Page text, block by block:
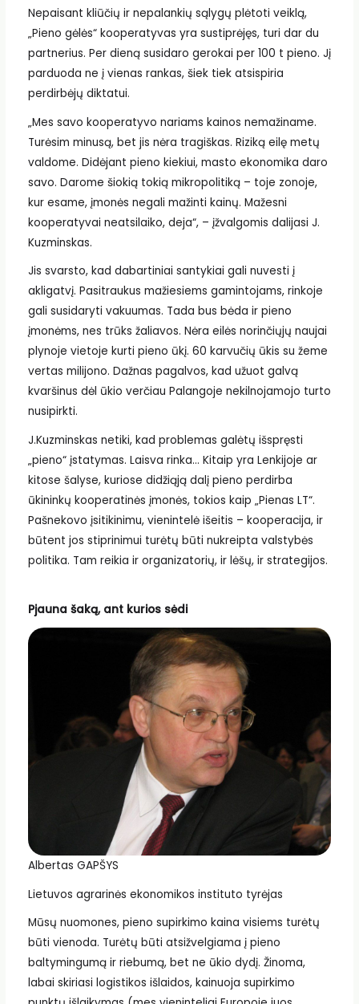
Nepaisant kliūčių ir nepalankių sąlygų plėtoti veiklą,
„Pieno gėlės“ kooperatyvas yra sustiprėjęs, turi dar du
partnerius. Per dieną susidaro gerokai per 100 t pieno. Jį
parduoda ne į vienas rankas, šiek tiek atsispiria
perdirbėjų diktatui.
„Mes savo kooperatyvo nariams kainos nemažiname.
Turėsim minusą, bet jis nėra tragiškas. Riziką eilę metų
valdome. Didėjant pieno kiekiui, masto ekonomika daro
savo. Darome šiokią tokią mikropolitiką – toje zonoje,
kur esame, įmonės negali mažinti kainų. Mažesni
kooperatyvai neatsilaiko, deja“, – įžvalgomis dalijasi J.
Kuzminskas.
Jis svarsto, kad dabartiniai santykiai gali nuvesti į
akligatvį. Pasitraukus mažiesiems gamintojams, rinkoje
gali susidaryti vakuumas. Tada bus bėda ir pieno
įmonėms, nes trūks žaliavos. Nėra eilės norinčiųjų naujai
plynoje vietoje kurti pieno ūkį. 60 karvučių ūkis su žeme
vertas milijono. Dažnas pagalvos, kad užuot galvą
kvaršinus dėl ūkio verčiau Palangoje nekilnojamojo turto
nusipirkti.
J.Kuzminskas netiki, kad problemas galėtų išspręsti
„pieno“ įstatymas. Laisva rinka… Kitaip yra Lenkijoje ar
kitose šalyse, kuriose didžiąją dalį pieno perdirba
ūkininkų kooperatinės įmonės, tokios kaip „Pienas LT“.
Pašnekovo įsitikinimu, vienintelė išeitis – kooperacija, ir
būtent jos stiprinimui turėtų būti nukreipta valstybės
politika. Tam reikia ir organizatorių, ir lėšų, ir strategijos.
Pjauna šaką, ant kurios sėdi
Albertas GAPŠYS
Lietuvos agrarinės ekonomikos instituto tyrėjas
Mūsų nuomones, pieno supirkimo kaina visiems turėtų
būti vienoda. Turėtų būti atsižvelgiama į pieno
baltymingumą ir riebumą, bet ne ūkio dydį. Žinoma,
labai skiriasi logistikos išlaidos, kainuoja supirkimo